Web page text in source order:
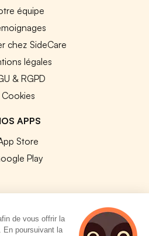
équipe
chez SideCare
légales
& RGPD
Cookies
APPS
Store
Play
Tous droits réservés.
de vous offrir la
En poursuivant la